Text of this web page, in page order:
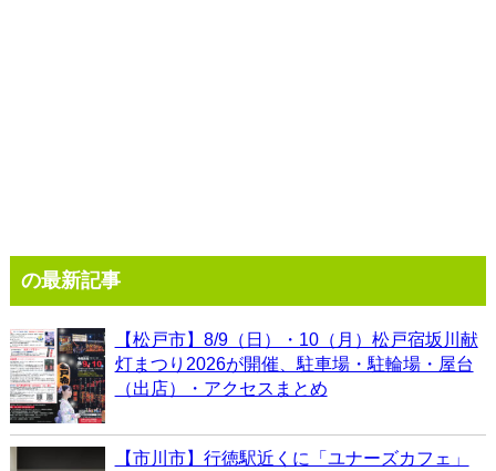
の最新記事
【松戸市】8/9（日）・10（月）松戸宿坂川献
灯まつり2026が開催、駐車場・駐輪場・屋台
（出店）・アクセスまとめ
【市川市】行徳駅近くに「ユナーズカフェ」